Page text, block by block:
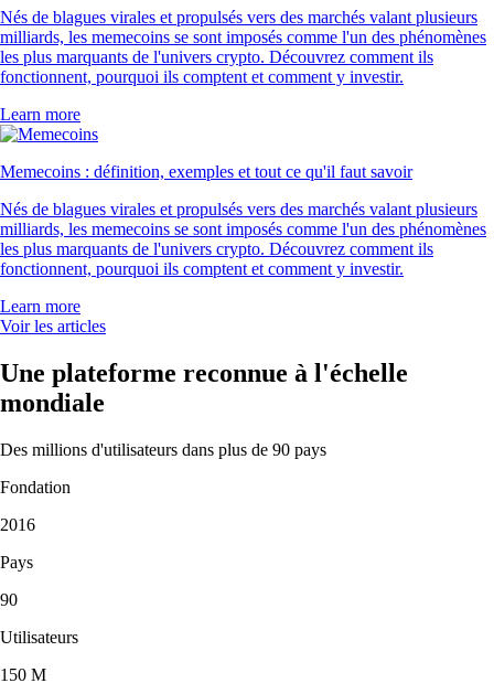
Nés de blagues virales et propulsés vers des marchés valant plusieurs
milliards, les memecoins se sont imposés comme l'un des phénomènes
les plus marquants de l'univers crypto. Découvrez comment ils
fonctionnent, pourquoi ils comptent et comment y investir.
Learn more
Memecoins : définition, exemples et tout ce qu'il faut savoir
Nés de blagues virales et propulsés vers des marchés valant plusieurs
milliards, les memecoins se sont imposés comme l'un des phénomènes
les plus marquants de l'univers crypto. Découvrez comment ils
fonctionnent, pourquoi ils comptent et comment y investir.
Learn more
Voir les articles
Une plateforme reconnue à l'échelle
mondiale
Des millions d'utilisateurs dans plus de 90 pays
Fondation
2016
Pays
90
Utilisateurs
150 M